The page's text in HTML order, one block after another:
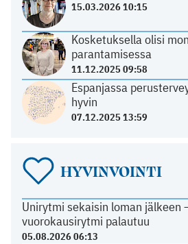
15.03.2026 10:15
Kosketuksella olisi
parantamisessa
11.12.2025 09:58
Espanjassa
hyvin
07.12.2025 13:59
HYVINVOINTI
Unirytmi sekaisin loman jälkeen
vuorokausirytmi palautuu
05.08.2026 06:13